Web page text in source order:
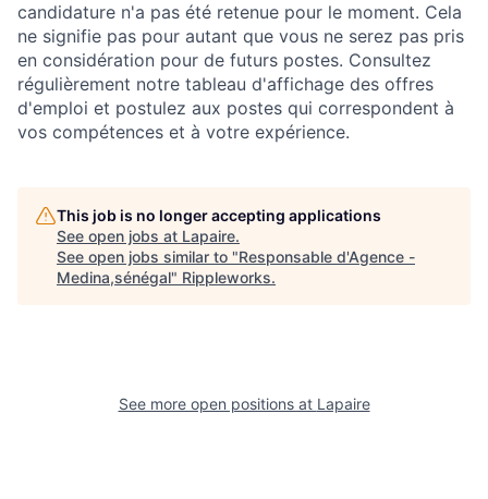
candidature n'a pas été retenue pour le moment. Cela
ne signifie pas pour autant que vous ne serez pas pris
en considération pour de futurs postes. Consultez
régulièrement notre tableau d'affichage des offres
d'emploi et postulez aux postes qui correspondent à
vos compétences et à votre expérience.
This job is no longer accepting applications
See open jobs at Lapaire.
See open jobs similar to "Responsable d'Agence -
Medina,sénégal" Rippleworks.
See more open positions at Lapaire